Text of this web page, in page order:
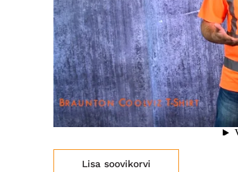
Lisa soovikorvi